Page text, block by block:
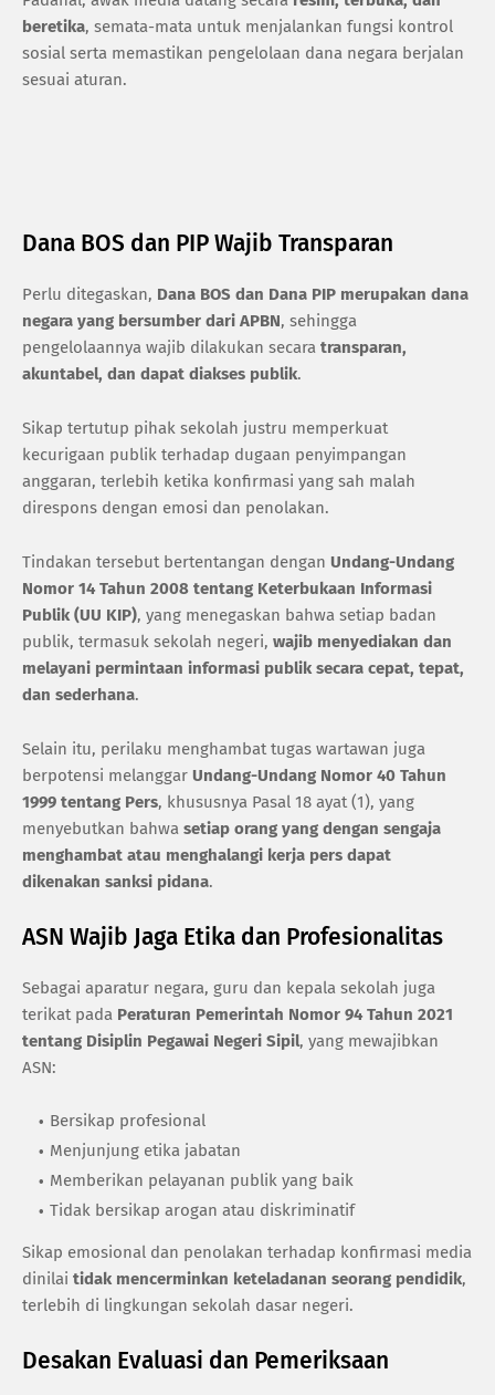
beretika, semata-mata untuk menjalankan fungsi kontrol
sosial serta memastikan pengelolaan dana negara berjalan
sesuai aturan.
Dana BOS dan PIP Wajib Transparan
Perlu ditegaskan, Dana BOS dan Dana PIP merupakan dana
negara yang bersumber dari APBN, sehingga
pengelolaannya wajib dilakukan secara transparan,
akuntabel, dan dapat diakses publik.
Sikap tertutup pihak sekolah justru memperkuat
kecurigaan publik terhadap dugaan penyimpangan
anggaran, terlebih ketika konfirmasi yang sah malah
direspons dengan emosi dan penolakan.
Tindakan tersebut bertentangan dengan Undang-Undang
Nomor 14 Tahun 2008 tentang Keterbukaan Informasi
Publik (UU KIP), yang menegaskan bahwa setiap badan
publik, termasuk sekolah negeri, wajib menyediakan dan
melayani permintaan informasi publik secara cepat, tepat,
dan sederhana.
Selain itu, perilaku menghambat tugas wartawan juga
berpotensi melanggar Undang-Undang Nomor 40 Tahun
1999 tentang Pers, khususnya Pasal 18 ayat (1), yang
menyebutkan bahwa setiap orang yang dengan sengaja
menghambat atau menghalangi kerja pers dapat
dikenakan sanksi pidana.
ASN Wajib Jaga Etika dan Profesionalitas
Sebagai aparatur negara, guru dan kepala sekolah juga
terikat pada Peraturan Pemerintah Nomor 94 Tahun 2021
tentang Disiplin Pegawai Negeri Sipil, yang mewajibkan
ASN:
Bersikap profesional
Menjunjung etika jabatan
Memberikan pelayanan publik yang baik
Tidak bersikap arogan atau diskriminatif
Sikap emosional dan penolakan terhadap konfirmasi media
dinilai tidak mencerminkan keteladanan seorang pendidik,
terlebih di lingkungan sekolah dasar negeri.
Desakan Evaluasi dan Pemeriksaan